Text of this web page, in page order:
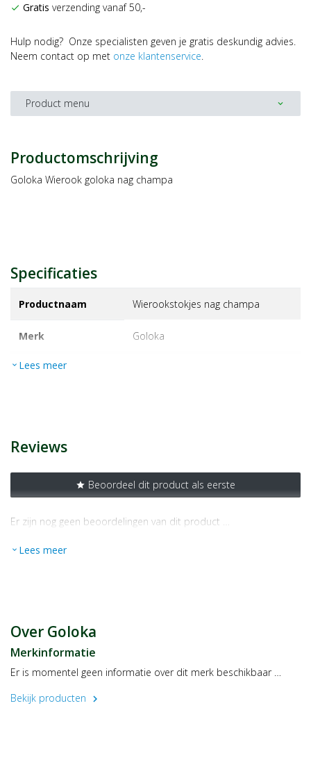
check Gratis verzending vanaf 50,-
Hulp nodig? Onze specialisten geven je gratis deskundig advies.
Neem contact op met onze klantenservice.
Product menu expand_more
Productomschrijving
Goloka Wierook goloka nag champa
Specificaties
Productnaam Wierookstokjes nag champa
Merk goloka
EAN
expand_more Lees meer
Reviews
star Beoordeel dit product als eerste
Er zijn nog geen beoordelingen van dit product …
expand_more Lees meer
Over Goloka
Merkinformatie
Er is momentel geen informatie over dit merk beschikbaar …
Bekijk producten
chevron_right